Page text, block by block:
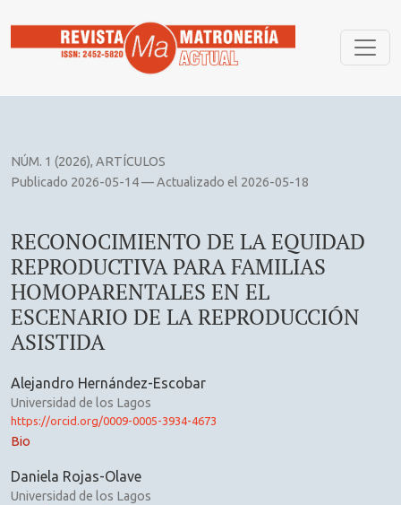
NÚM. 1 (2026), ARTÍCULOS
RECONOCIMIENTO DE LA EQUIDAD
REPRODUCTIVA PARA FAMILIAS
HOMOPARENTALES EN EL
ESCENARIO DE LA REPRODUCCIÓN
ASISTIDA
Publicado 2026-05-14 — Actualizado el 2026-05-18
Alejandro Hernández-Escobar
Universidad de los Lagos
https://orcid.org/0009-0005-3934-4673
Bio
Daniela Rojas-Olave
Universidad de los Lagos